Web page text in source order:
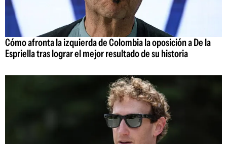
Cómo afronta la izquierda de Colombia la oposición a De la
Espriella tras lograr el mejor resultado de su historia